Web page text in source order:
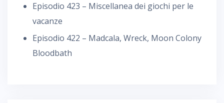
Episodio 423 – Miscellanea dei giochi per le
vacanze
Episodio 422 – Madcala, Wreck, Moon Colony
Bloodbath